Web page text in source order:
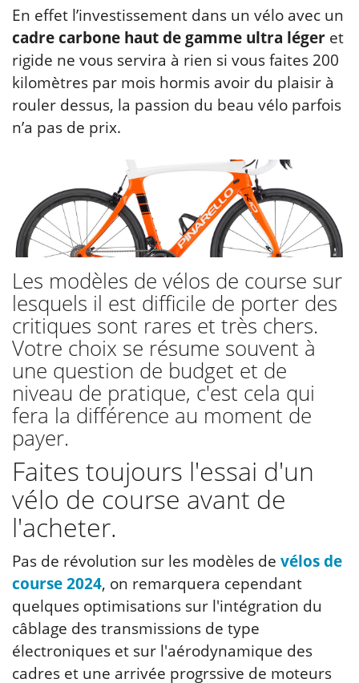
En effet l’investissement dans un vélo avec un
cadre carbone haut de gamme ultra léger et
rigide ne vous servira à rien si vous faites 200
kilomètres par mois hormis avoir du plaisir à
rouler dessus, la passion du beau vélo parfois
n’a pas de prix.
Les modèles de vélos de course sur
lesquels il est difficile de porter des
critiques sont rares et très chers.
Votre choix se résume souvent à
une question de budget et de
niveau de pratique, c'est cela qui
fera la différence au moment de
payer.
Faites toujours l'essai d'un
vélo de course avant de
l'acheter.
Pas de révolution sur les modèles de vélos de
course 2024, on remarquera cependant
quelques optimisations sur l'intégration du
câblage des transmissions de type
électroniques et sur l'aérodynamique des
cadres et une arrivée progrssive de moteurs